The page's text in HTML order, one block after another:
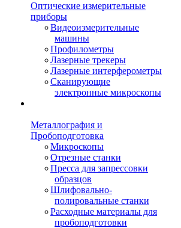
Оптические измерительные
приборы
Видеоизмерительные
машины
Профилометры
Лазерные трекеры
Лазерные интерферометры
Сканирующие
электронные микроскопы
Металлография и
Пробоподготовка
Микроскопы
Отрезные станки
Пресса для запрессовки
образцов
Шлифовально-
полировальные станки
Расходные материалы для
пробоподготовки